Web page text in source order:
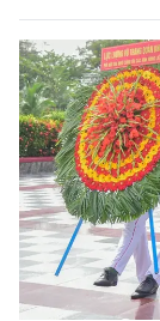
sinh quân miền